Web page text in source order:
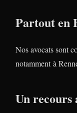
Partout en
Nos avocats sont
notamment à
Un